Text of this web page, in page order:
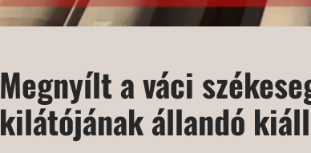
Megnyílt a váci
kilátójának állandó